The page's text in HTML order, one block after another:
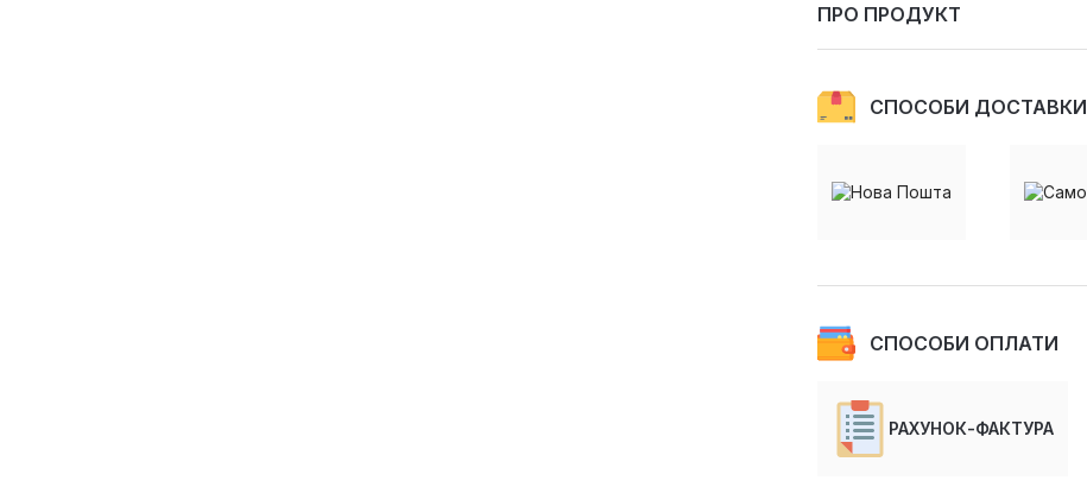
ПРО ПРОДУКТ
СПОСОБИ ДОСТАВКИ
СПОСОБИ ОПЛАТИ
РАХУНОК-ФАКТУРА